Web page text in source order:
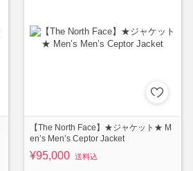
【The North Face】★ジャケット★ M
en’s Men’s Ceptor Jacket
¥95,000 送料込